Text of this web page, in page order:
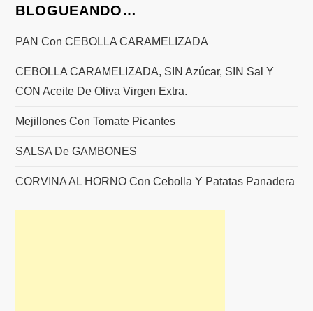
BLOGUEANDO…
PAN Con CEBOLLA CARAMELIZADA
CEBOLLA CARAMELIZADA, SIN Azúcar, SIN Sal Y
CON Aceite De Oliva Virgen Extra.
Mejillones Con Tomate Picantes
SALSA De GAMBONES
CORVINA AL HORNO Con Cebolla Y Patatas Panadera